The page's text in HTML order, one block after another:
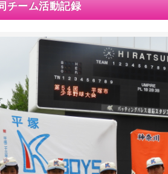
チーム活動記録